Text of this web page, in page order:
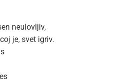
neulovljiv,
je, svet igriv.